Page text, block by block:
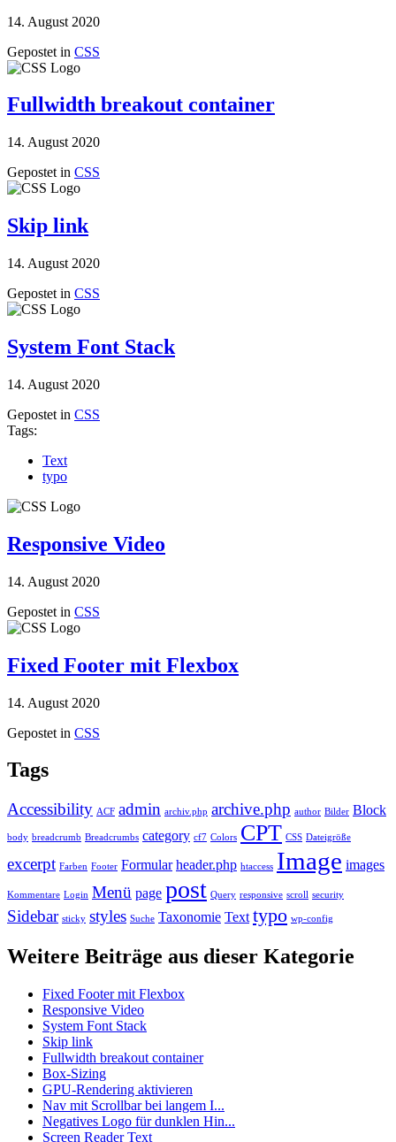
14. August 2020
Gepostet in CSS
Fullwidth breakout container
14. August 2020
Gepostet in CSS
Skip link
14. August 2020
Gepostet in CSS
System Font Stack
14. August 2020
Gepostet in CSS
Tags:
Text
typo
Responsive Video
14. August 2020
Gepostet in CSS
Fixed Footer mit Flexbox
14. August 2020
Gepostet in CSS
Tags
Accessibility ACF admin archiv.php archive.php author Bilder Block
body breadcrumb Breadcrumbs category cf7 Colors CPT CSS Dateigröße
excerpt Farben Footer Formular header.php htaccess Image images
Kommentare Login Menü page post Query responsive scroll security
Sidebar sticky styles Suche Taxonomie Text typo wp-config
Weitere Beiträge aus dieser Kategorie
Fixed Footer mit Flexbox
Responsive Video
System Font Stack
Skip link
Fullwidth breakout container
Box-Sizing
GPU-Rendering aktivieren
Nav mit Scrollbar bei langem I...
Negatives Logo für dunklen Hin...
Screen Reader Text